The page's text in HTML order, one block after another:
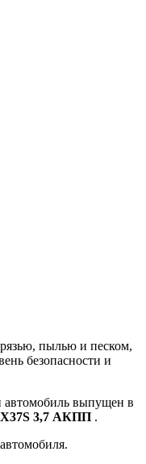
пылью и песком,
безопасности и
автомобиль выпущен в
3,7 АКПП .